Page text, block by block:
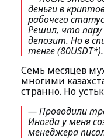
деньги в
рабочего
Решил, что пару
депозит. Но в
тенге (80USDT*).
Семь месяцев
многими
странно. Но
— Проводили
Иногда у меня
менеджера